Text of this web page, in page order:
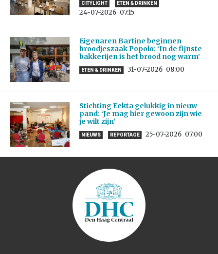
CITYLIGHT ETEN & DRINKEN
24-07-2026 07:15
Eigenaren Bartine beginnen
broodjeszaak Popolo: ‘In de fijnste
bakkerijen is het brood nog warm’
ETEN & DRINKEN 31-07-2026 08:00
Stichting Eekta gelukkig in nieuw
pand: ‘Je mag hier gewoon zijn wie
je wilt zijn’
NIEUWS REPORTAGE 25-07-2026 07:00